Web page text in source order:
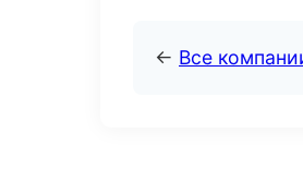
← Все